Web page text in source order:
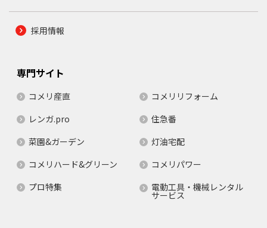
採用情報
専門サイト
コメリ産直
コメリリフォーム
レンガ.pro
住急番
菜園&ガーデン
灯油宅配
コメリハード&グリーン
コメリパワー
プロ特集
電動工具・機械レンタル
サービス